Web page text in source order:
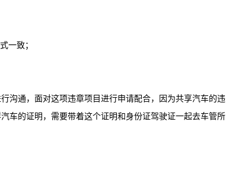
一致；
沟通，面对这项违章项目进行申请配合，因为共享汽车的违
车的证明，需要带着这个证明和身份证驾驶证一起去车管所